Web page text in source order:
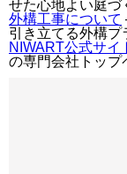
せた心地よい庭づ
外構工事について
引き立てる外構プ
NIWART公式サイ
の専門会社トップ